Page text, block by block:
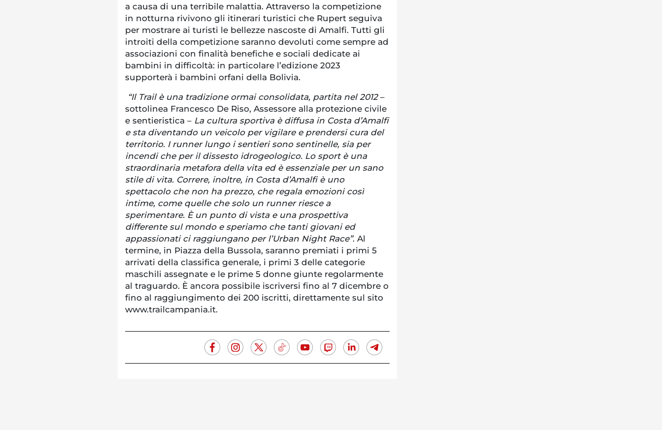
a causa di una terribile malattia. Attraverso la competizione
in notturna rivivono gli itinerari turistici che Rupert seguiva
per mostrare ai turisti le bellezze nascoste di Amalfi. Tutti gli
introiti della competizione saranno devoluti come sempre ad
associazioni con finalità benefiche e sociali dedicate ai
bambini in difficoltà: in particolare l’edizione 2023
supporterà i bambini orfani della Bolivia.
“Il Trail è una tradizione ormai consolidata, partita nel 2012–
sottolinea Francesco De Riso, Assessore alla protezione civile
e sentieristica – La cultura sportiva è diffusa in Costa d’Amalfi
e sta diventando un veicolo per vigilare e prendersi cura del
territorio. I runner lungo i sentieri sono sentinelle, sia per
incendi che per il dissesto idrogeologico. Lo sport è una
straordinaria metafora della vita ed è essenziale per un sano
stile di vita. Correre, inoltre, in Costa d’Amalfi è uno
spettacolo che non ha prezzo, che regala emozioni così
intime, come quelle che solo un runner riesce a
sperimentare. È un punto di vista e una prospettiva
differente sul mondo e speriamo che tanti giovani ed
appassionati ci raggiungano per l’Urban Night Race”. Al
termine, in Piazza della Bussola, saranno premiati i primi 5
arrivati della classifica generale, i primi 3 delle categorie
maschili assegnate e le prime 5 donne giunte regolarmente
al traguardo. È ancora possibile iscriversi fino al 7 dicembre o
fino al raggiungimento dei 200 iscritti, direttamente sul sito
www.trailcampania.it.